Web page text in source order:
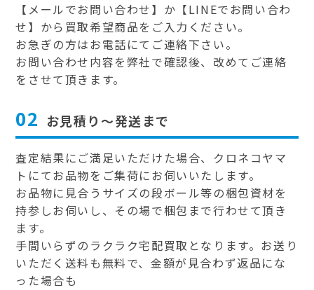
【メールでお問い合わせ】か【LINEでお問い合わ
せ】から買取希望商品をご入力ください。
お急ぎの方はお電話にてご連絡下さい。
お問い合わせ内容を弊社で確認後、改めてご連絡
をさせて頂きます。
02 お見積り～発送まで
査定結果にご満足いただけた場合、クロネコヤマ
トにてお品物をご集荷にお伺いいたします。
お品物に見合うサイズの段ボール等の梱包資材を
持参しお伺いし、その場で梱包まで行わせて頂き
ます。
手間いらずのラクラク宅配買取となります。お送り
いただく送料も無料で、金額が見合わず返品にな
った場合も